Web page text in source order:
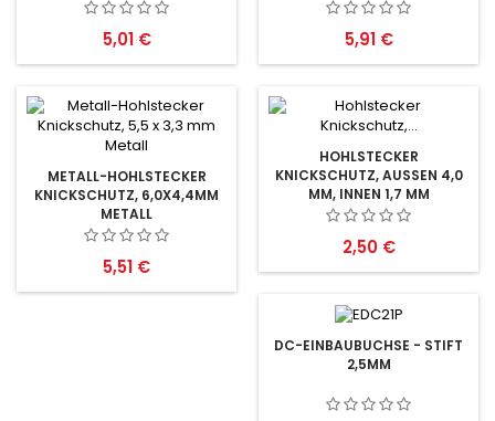
Preis
5,01 € Preis
5,91 €
METALL-HOHLSTECKER
KNICKSCHUTZ, 6,0X4,4MM
METALL
Preis
5,51 €
HOHLSTECKER
KNICKSCHUTZ, AUSSEN 4,0 M
M, INNEN 1,7 MM
Preis
2,50 €
DC-EINBAUBUCHSE - STIFT
2,5MM